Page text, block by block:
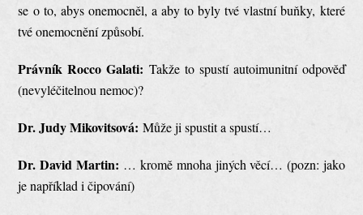
se o to, abys onemocněl, a aby to byly tvé vlastní buňky, které
tvé onemocnění způsobí.
Právník Rocco Galati: Takže to spustí autoimunitní odpověď
(nevyléčitelnou nemoc)?
Dr. Judy Mikovitsová: Může ji spustit a spustí…
Dr. David Martin: … kromě mnoha jiných věcí… (pozn: jako
je například i čipování)